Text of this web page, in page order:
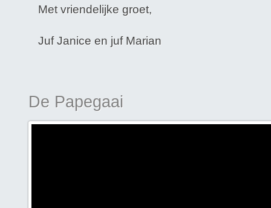
Met vriendelijke groet,
Juf Janice en juf Marian
De Papegaai